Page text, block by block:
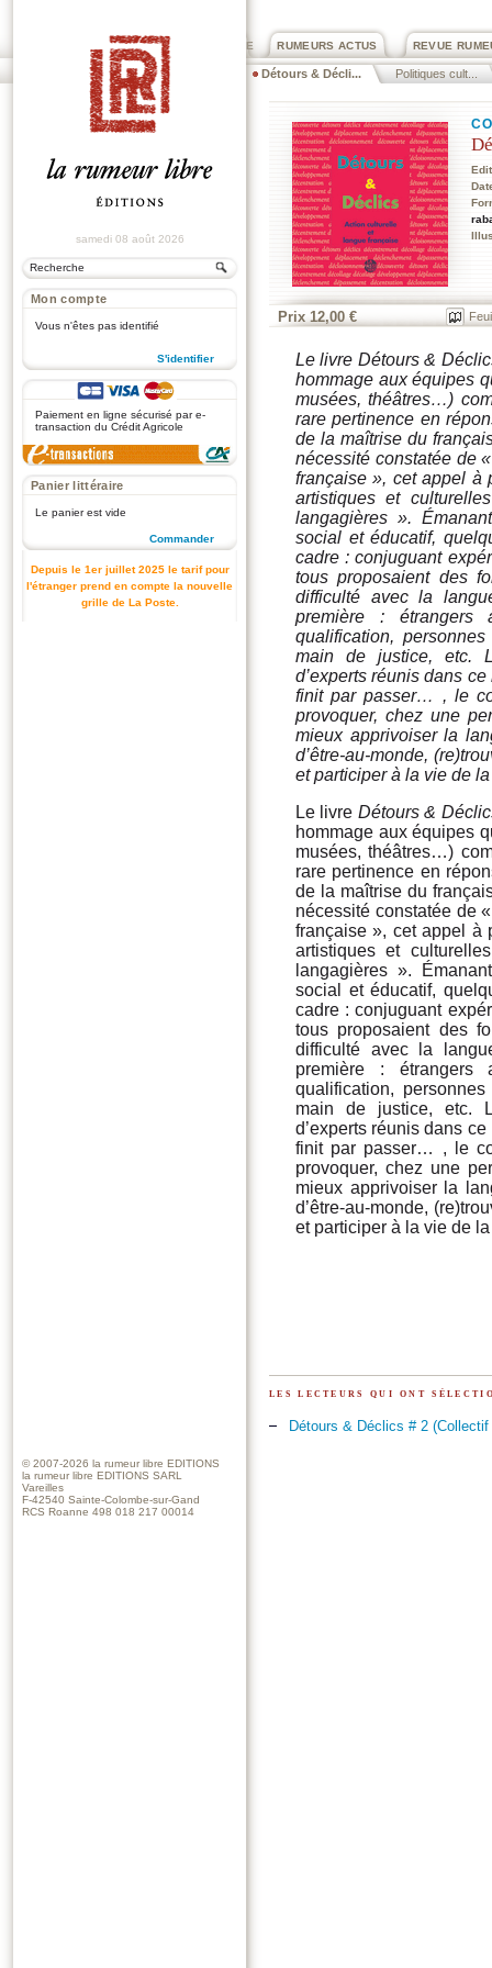
REVUE
RUMEURS ACTUS
PRIX ROGER DEXTRE
Détours & Décli... Politiques cult...
samedi 08 août 2026
Mon compte
Vous n'êtes pas identifié
S'identifier
Paiement en ligne sécurisé par e-
transaction du Crédit Agricole
Panier littéraire
Le panier est vide
Commander
Depuis le 1er juillet 2025 le tarif pour
l'étranger prend en compte la nouvelle
grille de La Poste.
Prix 12,00 €
Le livre Détours &
hommage aux équipes
musées, théâtres…)
rare pertinence en
de la maîtrise du
nécessité constatée de
française », cet appel à
artistiques et
langagières ».
social et éducatif,
cadre : conjuguant
tous proposaient des
difficulté avec la
première : étrangers
qualification,
main de justice, etc.
d’experts réunis dans
finit par passer… , le
provoquer, chez une
mieux apprivoiser la
d’être-au-monde,
et participer à la vie de
Le livre Détours &
hommage aux équipes
musées, théâtres…)
rare pertinence en
de la maîtrise du
nécessité constatée de
française », cet appel à
artistiques et
langagières ».
social et éducatif,
cadre : conjuguant
tous proposaient des
difficulté avec la
première : étrangers
qualification,
main de justice, etc.
d’experts réunis dans
finit par passer… , le
provoquer, chez une
mieux apprivoiser la
d’être-au-monde,
et participer à la vie de
les lecteurs qui ont
Détours & Déclics # 2 (Collectif
© 2007-2026 la rumeur libre EDITIONS
la rumeur libre EDITIONS SARL
Vareilles
F-42540 Sainte-Colombe-sur-Gand
RCS Roanne 498 018 217 00014